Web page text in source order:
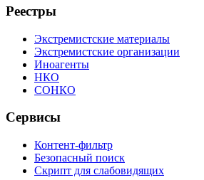
Реестры
Экстремистские материалы
Экстремистские организации
Иноагенты
НКО
СОНКО
Сервисы
Контент-фильтр
Безопасный поиск
Скрипт для слабовидящих